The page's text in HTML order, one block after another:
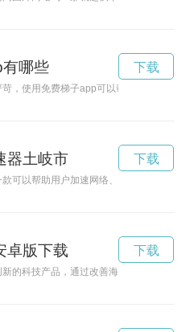
哪些
苛，使用免费梯子app可以帮助您突破网
下载
器土岐市
可以帮助用户加速网络、保护隐私的应
下载
卓版下载
的科技产品，通过改善海龟的游泳速度
下载